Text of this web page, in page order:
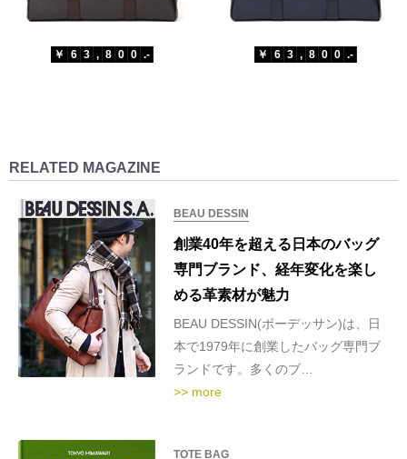
￥ 6 3 , 8 0 0 .- ￥ 6 3 , 8 0 0 .-
RELATED MAGAZINE
BEAU DESSIN
創業40年を超える日本のバッグ
専門ブランド、経年変化を楽し
める革素材が魅力
BEAU DESSIN(ボーデッサン)は、日
本で1979年に創業したバッグ専門ブ
ランドです。多くのブ…
>> more
TOTE BAG